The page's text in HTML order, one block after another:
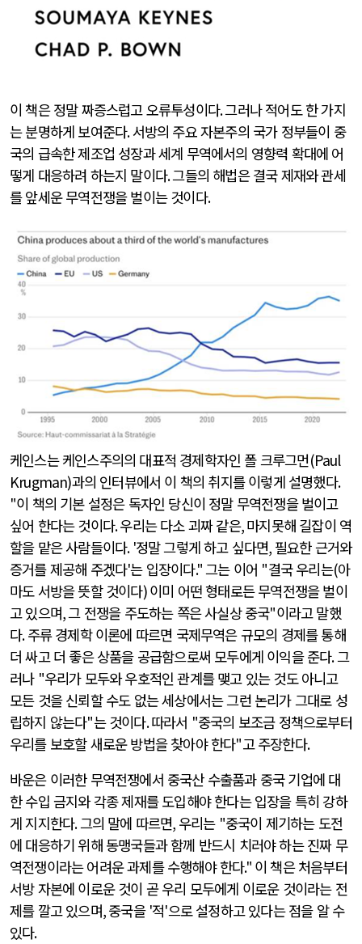
이 책은 정말 짜증스럽고 오류투성이다.그러나 적어도 한 가지
는 분명하게 보여준다.서방의 주요 자본주의 국가 정부들이 중
국의 급속한 제조업 성장과 세계 무역에서의 영향력 확대에 어
떻게 대응하려 하는지 말이다.그들의 해법은 결국 제재와 관세
를 앞세운 무역전쟁을 벌이는 것이다.
케인스는 케인스주의의 대표적 경제학자인 폴 크루그먼(Paul
Krugman)과의 인터뷰에서 이 책의 취지를 이렇게 설명했다.
"이 책의 기본 설정은 독자인 당신이 정말 무역전쟁을 벌이고
싶어 한다는 것이다.우리는 다소 괴짜 같은,마지못해 길잡이 역
할을 맡은 사람들이다. '정말 그렇게 하고 싶다면, 필요한 근거와
증거를 제공해 주겠다'는 입장이다."그는 이어 "결국 우리는(아
마도 서방을 뜻할 것이다)이미 어떤 형태로든 무역전쟁을 벌이
고 있으며,그 전쟁을 주도하는 쪽은 사실상 중국"이라고 말했
다.주류 경제학 이론에 따르면 국제무역은 규모의 경제를 통해
더 싸고 더 좋은 상품을 공급함으로써 모두에게 이익을 준다.그
러나 "우리가 모두와 우호적인 관계를 맺고 있는 것도 아니고
모든 것을 신뢰할 수도 없는 세상에서는 그런 논리가 그대로 성
립하지 않는다"는 것이다.따라서 "중국의 보조금 정책으로부터
우리를 보호할 새로운 방법을 찾아야 한다"고 주장한다.
바운은 이러한 무역전쟁에서 중국산 수출품과 중국 기업에 대
한 수입 금지와 각종 제재를 도입해야 한다는 입장을 특히 강하
게 지지한다.그의 말에 따르면, 우리는 "중국이 제기하는 도전
에 대응하기 위해 동맹국들과 함께 반드시 치러야 하는 진짜 무
역전쟁이라는 어려운 과제를 수행해야 한다." 이 책은 처음부터
서방 자본에 이로운 것이 곧 우리 모두에게 이로운 것이라는 전
제를 깔고 있으며,중국을 '적'으로 설정하고 있다는 점을 알 수
있다.